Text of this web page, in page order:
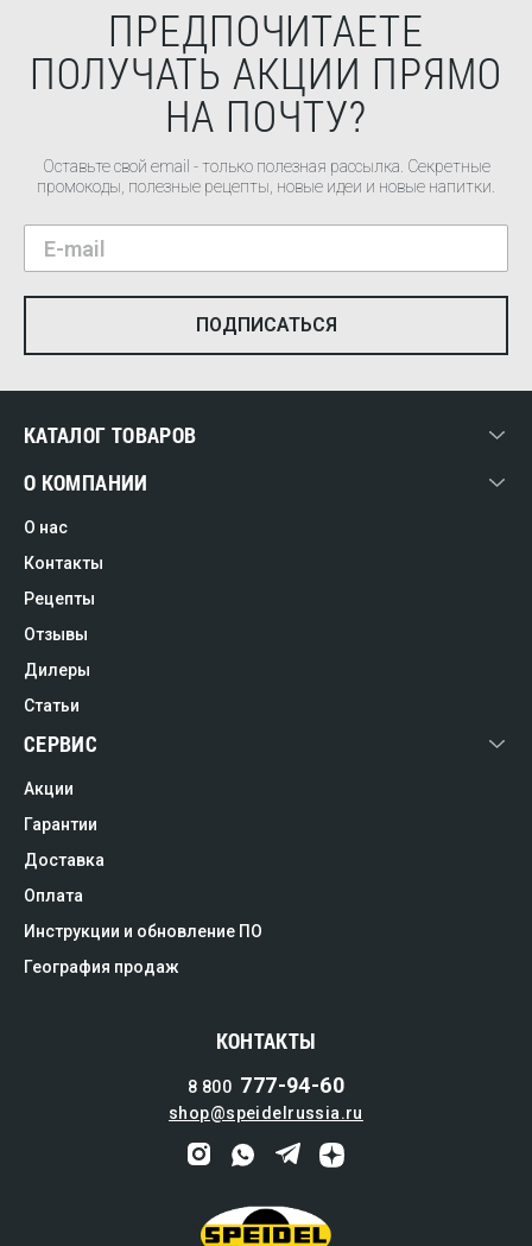
ПРЕДПОЧИТАЕТЕ
ПОЛУЧАТЬ АКЦИИ ПРЯМО
НА ПОЧТУ?
Оставьте свой email - только полезная рассылка. Секретные
промокоды, полезные рецепты, новые идеи и новые напитки.
КАТАЛОГ ТОВАРОВ
О КОМПАНИИ
О нас
Контакты
Рецепты
Отзывы
Дилеры
Статьи
СЕРВИС
Акции
Гарантии
Доставка
Оплата
Инструкции и обновление ПО
География продаж
КОНТАКТЫ
8 800 777-94-60
shop@speidelrussia.ru